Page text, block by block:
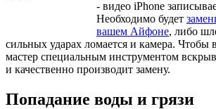
- видео iPhone
Необходимо будет
вашем Айфоне, либо
сильных ударах ломается и камера. Чтобы
мастер специальным инструментом
и качественно производит замену.
Попадание воды и грязи